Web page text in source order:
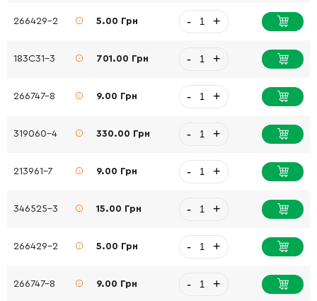
266429-2 5.00 Грн - +
183C31-3 701.00 Грн - +
266747-8 9.00 Грн - +
319060-4 330.00 Грн - +
213961-7 9.00 Грн - +
346525-3 15.00 Грн - +
266429-2 5.00 Грн - +
266747-8 9.00 Грн - +